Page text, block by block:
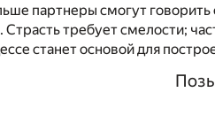
партнеры смогут говорить
требует смелости;
станет основой для